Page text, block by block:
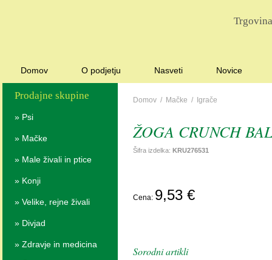
Domov O podjetju Nasveti Novice
Prodajne skupine
» Psi
» Mačke
» Male živali in ptice
» Konji
» Velike, rejne živali
» Divjad
» Zdravje in medicina
Domov / Mačke / Igrače
ŽOGA CRUNCH
Šifra izdelka: KRU276531
Cena: 9,53 €
Sorodni artikli